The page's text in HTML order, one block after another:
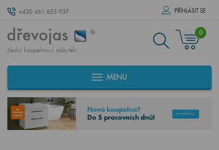
+420 461 653 937 PŘÍHLÁSIT SE
český koupelnový nábytek
0
MENU